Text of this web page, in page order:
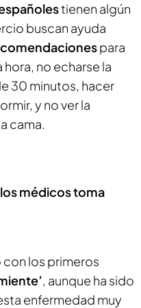
tienen algún
buscan ayuda
para
no echarse la
30 minutos, hacer
y no ver la
cama.
médicos toma
con los primeros
, aunque ha sido
enfermedad muy